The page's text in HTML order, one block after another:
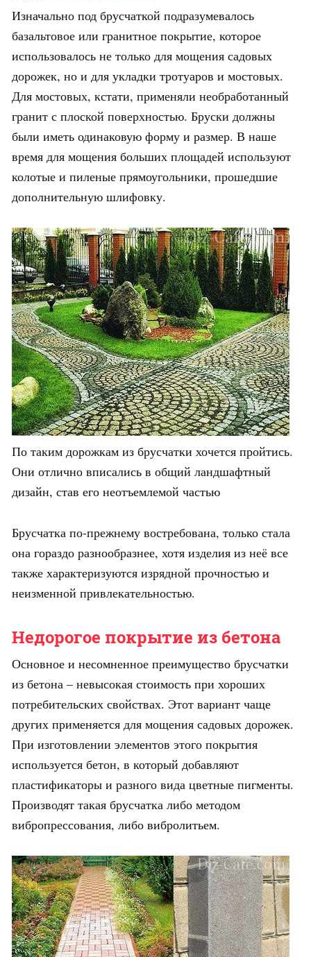
Изначально под брусчаткой подразумевалось
базальтовое или гранитное покрытие, которое
использовалось не только для мощения садовых
дорожек, но и для укладки тротуаров и мостовых.
Для мостовых, кстати, применяли необработанный
гранит с плоской поверхностью. Бруски должны
были иметь одинаковую форму и размер. В наше
время для мощения больших площадей используют
колотые и пиленые прямоугольники, прошедшие
дополнительную шлифовку.
По таким дорожкам из брусчатки хочется пройтись.
Они отлично вписались в общий ландшафтный
дизайн, став его неотъемлемой частью
Брусчатка по-прежнему востребована, только стала
она гораздо разнообразнее, хотя изделия из неё все
также характеризуются изрядной прочностью и
неизменной привлекательностью.
Недорогое покрытие из бетона
Основное и несомненное преимущество брусчатки
из бетона – невысокая стоимость при хороших
потребительских свойствах. Этот вариант чаще
других применяется для мощения садовых дорожек.
При изготовлении элементов этого покрытия
используется бетон, в который добавляют
пластификаторы и разного вида цветные пигменты.
Производят такая брусчатка либо методом
вибропрессования, либо вибролитьем.